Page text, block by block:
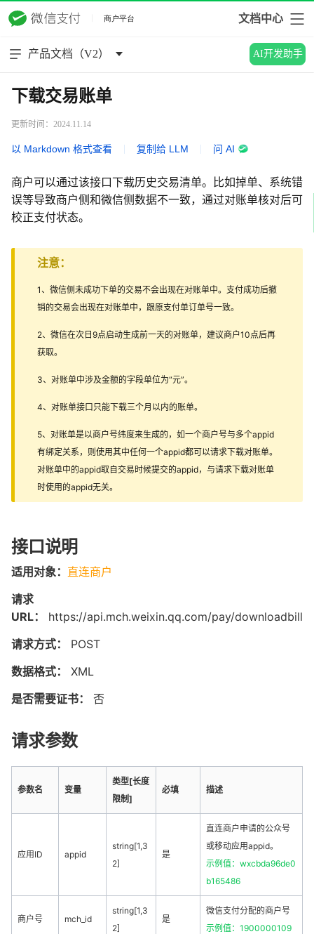
文档中心
产品文档（V2） AI开发助手
下载交易账单
更新时间：2024.11.14
以 Markdown 格式查看 复制给 LLM 问 AI
商户可以通过该接口下载历史交易清单。比如掉单、系统错
误等导致商户侧和微信侧数据不一致，通过对账单核对后可
校正支付状态。
注意：
1、微信侧未成功下单的交易不会出现在对账单中。支付成功后撤
销的交易会出现在对账单中，跟原支付单订单号一致。
2、微信在次日9点启动生成前一天的对账单，建议商户10点后再
获取。
3、对账单中涉及金额的字段单位为“元”。
4、对账单接口只能下载三个月以内的账单。
5、对账单是以商户号纬度来生成的，如一个商户号与多个appid
有绑定关系，则使用其中任何一个appid都可以请求下载对账单。
对账单中的appid取自交易时候提交的appid，与请求下载对账单
时使用的appid无关。
接口说明
适用对象： 直连商户
请求
URL：
https://api.mch.weixin.qq.com/pay/downloadbill
请求方式：
POST
数据格式：
XML
是否需要证书：
否
请求参数
参数名 变量
类型[长度
限制]
必填 描述
应用ID appid
string[1,3
2]
是
直连商户申请的公众号
或移动应用appid。
示例值：wxcbda96de0
b165486
商户号 mch_id
string[1,3
2]
是
微信支付分配的商户号
示例值：1900000109